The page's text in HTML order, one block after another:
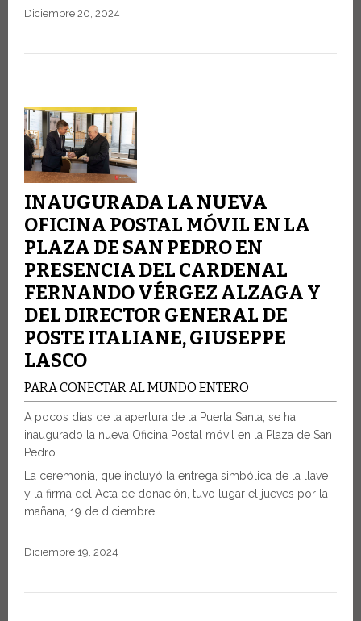
Diciembre 20, 2024
INAUGURADA LA NUEVA
OFICINA POSTAL MÓVIL EN LA
PLAZA DE SAN PEDRO EN
PRESENCIA DEL CARDENAL
FERNANDO VÉRGEZ ALZAGA Y
DEL DIRECTOR GENERAL DE
POSTE ITALIANE, GIUSEPPE
LASCO
PARA CONECTAR AL MUNDO ENTERO
A pocos días de la apertura de la Puerta Santa, se ha
inaugurado la nueva Oficina Postal móvil en la Plaza de San
Pedro.
La ceremonia, que incluyó la entrega simbólica de la llave
y la firma del Acta de donación, tuvo lugar el jueves por la
mañana, 19 de diciembre.
Diciembre 19, 2024